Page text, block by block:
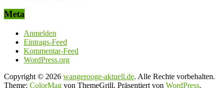
Meta
Anmelden
Eintrags-Feed
Kommentar-Feed
WordPress.org
Copyright © 2026 wangerooge-aktuell.de. Alle Rechte vorbehalten.
Theme: ColorMag von ThemeGrill. Präsentiert von WordPress.